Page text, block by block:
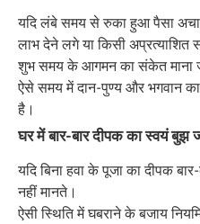
यदि लंबे समय से रुका हुआ पैसा
लाभ देने लगे या किसी अप्रत्याशित
शुभ समय के आगमन का संकेत माना
ऐसे समय में दान-पुण्य और भगवान
है।
घर में बार-बार दीपक का स्वयं बुझ
यदि बिना हवा के पूजा का दीपक
नहीं मानते।
ऐसी स्थिति में घबराने के बजाय